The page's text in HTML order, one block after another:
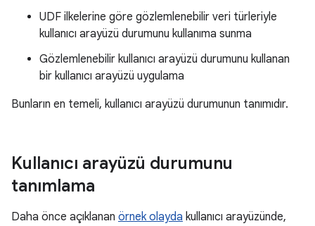
UDF ilkelerine göre gözlemlenebilir veri türleriyle
kullanıcı arayüzü durumunu kullanıma sunma
Gözlemlenebilir kullanıcı arayüzü durumunu kullanan
bir kullanıcı arayüzü uygulama
Bunların en temeli, kullanıcı arayüzü durumunun tanımıdır.
Kullanıcı arayüzü durumunu
tanımlama
Daha önce açıklanan örnek olayda kullanıcı arayüzünde,